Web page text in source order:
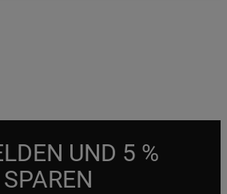
UND 5 %
SPAREN